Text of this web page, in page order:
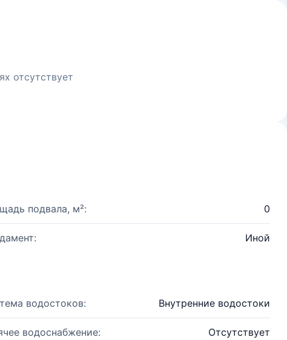
отсутствует
подвала, м²: 0
Иной
водостоков: Внутренние водостоки
водоснабжение: Отсутствует